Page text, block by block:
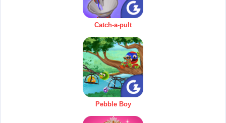
Catch-a-pult
Pebble Boy